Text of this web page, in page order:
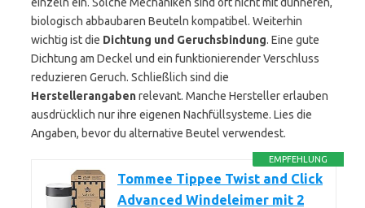
biologisch abbaubaren Beuteln kompatibel. Weiterhin
wichtig ist die Dichtung und Geruchsbindung. Eine gute
Dichtung am Deckel und ein funktionierender Verschluss
reduzieren Geruch. Schließlich sind die
Herstellerangabenrelevant. Manche Hersteller erlauben
ausdrücklich nur ihre eigenen Nachfüllsysteme. Lies die
Angaben, bevor du alternative Beutel verwendest.
EMPFEHLUNG
Tommee Tippee Twist and Click
Advanced Windeleimer mit 2